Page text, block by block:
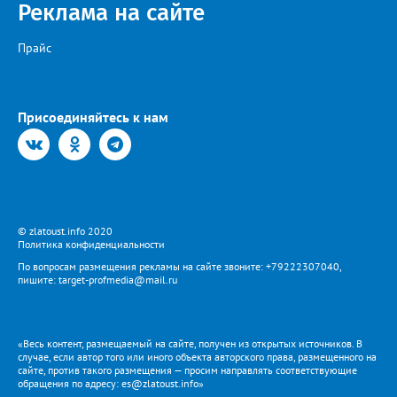
ВКОНТАКТЕ https://vk.com/newszlatoust74
Реклама на сайте
Прайс
Присоединяйтесь к нам
© zlatoust.info 2020
Политика конфиденциальности
По вопросам размещения рекламы на сайте звоните: +79222307040,
пишите: target-profmedia@mail.ru
«Весь контент, размещаемый на сайте, получен из открытых источников. В
случае, если автор того или иного объекта авторского права, размещенного на
сайте, против такого размещения — просим направлять соответствующие
обращения по адресу: es@zlatoust.info»